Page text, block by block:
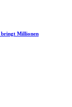
bringt Millionen